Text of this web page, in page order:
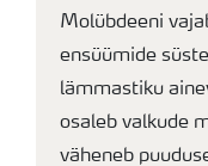
Molübdeeni
ensüümide
lämmastiku
osaleb valkude
väheneb